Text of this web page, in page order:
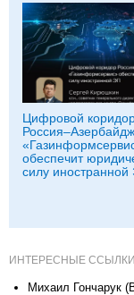
Цифровой
обеспечит
силу иностранной
ИНТЕРЕСНЫЕ ССЫЛКИ
Михаил Гончарук